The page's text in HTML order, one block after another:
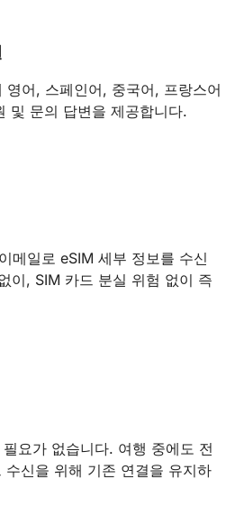
어, 스페인어, 중국어, 프랑스어
및 문의 답변을 제공합니다.
메일로 eSIM 세부 정보를 수신
이, SIM 카드 분실 위험 없이 즉
요가 없습니다. 여행 중에도 전
신을 위해 기존 연결을 유지하